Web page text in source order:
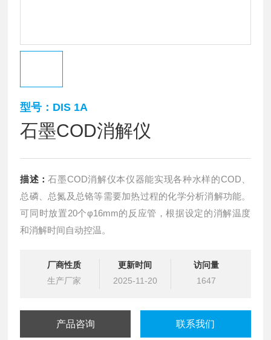
型号：DIS 1A
石墨COD消解仪
描述：石墨COD消解仪本仪器能实现各种水样的COD、
总磷、总氮及总铬等需要加热过程的化学分析消解功能。
可同时放置20个φ16mm的反应管，根据设定的消解温度
和消解时间自动控温。
厂商性质
生产厂家
更新时间
2025-11-20
访问量
1647
产品咨询 联系我们